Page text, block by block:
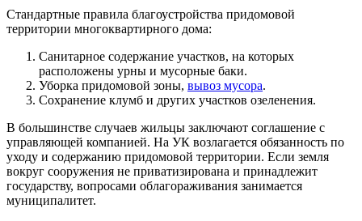
Стандартные правила благоустройства придомовой
территории многоквартирного дома:
Санитарное содержание участков, на которых
расположены урны и мусорные баки.
Уборка придомовой зоны, вывоз мусора.
Сохранение клумб и других участков озеленения.
В большинстве случаев жильцы заключают соглашение с
управляющей компанией. На УК возлагается обязанность по
уходу и содержанию придомовой территории. Если земля
вокруг сооружения не приватизирована и принадлежит
государству, вопросами облагораживания занимается
муниципалитет.